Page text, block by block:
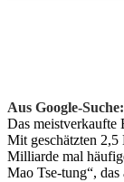
Aus Google-
Das meistverkaufte
Mit geschätzten
Milliarde mal
Mao Tse-tung“,